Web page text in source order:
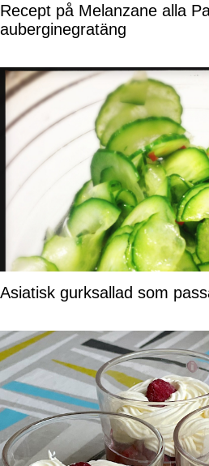
Recept på Melanzane alla
auberginegratäng
Asiatisk gurksallad som